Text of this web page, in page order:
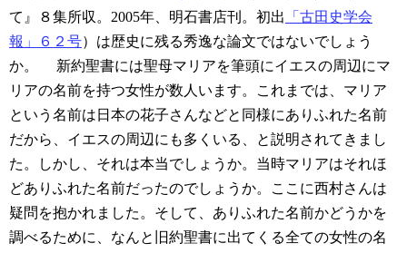
て』８集所収。2005年、明石書店刊。初出
「古田史学会
報」６２号）は歴史に残る秀逸な論文ではないでしょう
か。
新約聖書には聖母マリアを筆頭にイエスの周辺にマ
リアの名前を持つ女性が数人います。これまでは、マリア
という名前は日本の花子さんなどと同様にありふれた名前
だから、イエスの周辺にも多くいる、と説明されてきまし
た。しかし、それは本当でしょうか。当時マリアはそれほ
どありふれた名前だったのでしょうか。ここに西村さんは
疑問を抱かれました。そして、ありふれた名前かどうかを
調べるために、なんと旧約聖書に出てくる全ての女性の名